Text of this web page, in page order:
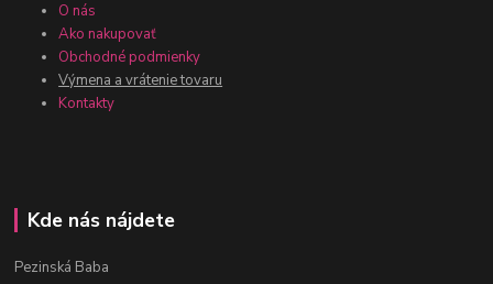
O nás
Ako nakupovať
Obchodné podmienky
Výmena a vrátenie tovaru
Kontakty
Kde nás nájdete
Pezinská Baba